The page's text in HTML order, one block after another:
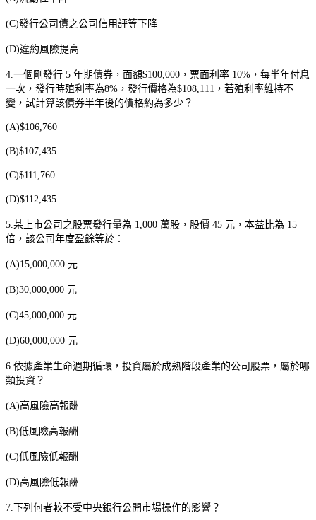
(C)發行公司債之公司信用評等下降
(D)違約風險提高
4. 一個剛發行 5 年期債券，面額$100,000 ，票面利率 10% ，每半年付息
一次，發行時殖利率為8% ，發行價格為$108,111 ，若殖利率維持不
變，試計算該債券半年後的價格約為多少？
(A)$106,760
(B)$107,435
(C)$111,760
(D)$112,435
5. 某上市公司之股票發行量為 1,000 萬股，股價 45 元，本益比為 15
倍，該公司年度盈餘等於：
(A)15,000,000 元
(B)30,000,000 元
(C)45,000,000 元
(D)60,000,000 元
6. 依據產業生命週期循環，投資屬於成熟階段產業的公司股票，屬於哪
類投資？
(A)高風險高報酬
(B)低風險高報酬
(C)低風險低報酬
(D)高風險低報酬
7. 下列何者較不受中央銀行公開市場操作的影響？